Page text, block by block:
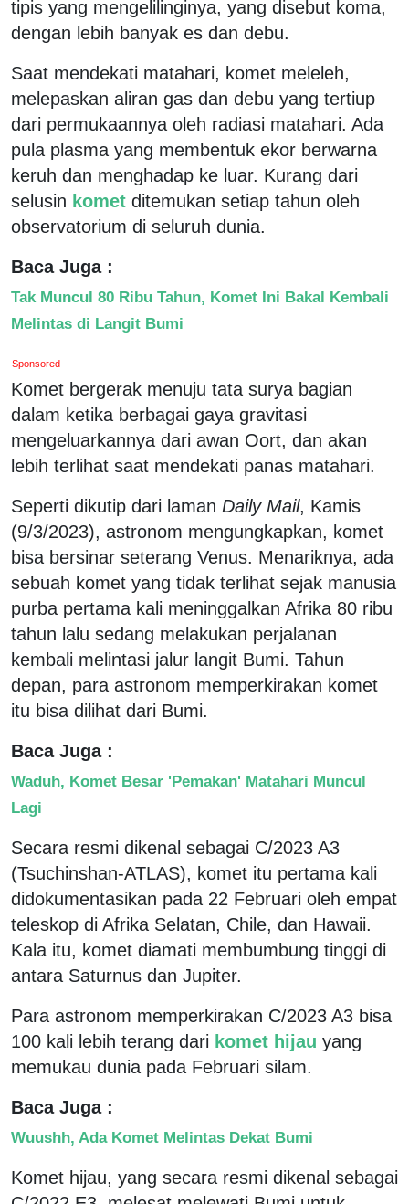
tipis yang mengelilinginya, yang disebut koma,
dengan lebih banyak es dan debu.
Saat mendekati matahari, komet meleleh,
melepaskan aliran gas dan debu yang tertiup
dari permukaannya oleh radiasi matahari. Ada
pula plasma yang membentuk ekor berwarna
keruh dan menghadap ke luar. Kurang dari
selusin komet ditemukan setiap tahun oleh
observatorium di seluruh dunia.
Baca Juga :
Tak Muncul 80 Ribu Tahun, Komet Ini Bakal Kembali
Melintas di Langit Bumi
Sponsored
Komet bergerak menuju tata surya bagian
dalam ketika berbagai gaya gravitasi
mengeluarkannya dari awan Oort, dan akan
lebih terlihat saat mendekati panas matahari.
Seperti dikutip dari laman Daily Mail, Kamis
(9/3/2023), astronom mengungkapkan, komet
bisa bersinar seterang Venus. Menariknya, ada
sebuah komet yang tidak terlihat sejak manusia
purba pertama kali meninggalkan Afrika 80 ribu
tahun lalu sedang melakukan perjalanan
kembali melintasi jalur langit Bumi. Tahun
depan, para astronom memperkirakan komet
itu bisa dilihat dari Bumi.
Baca Juga :
Waduh, Komet Besar 'Pemakan' Matahari Muncul
Lagi
Secara resmi dikenal sebagai C/2023 A3
(Tsuchinshan-ATLAS), komet itu pertama kali
didokumentasikan pada 22 Februari oleh empat
teleskop di Afrika Selatan, Chile, dan Hawaii.
Kala itu, komet diamati membumbung tinggi di
antara Saturnus dan Jupiter.
Para astronom memperkirakan C/2023 A3 bisa
100 kali lebih terang dari komet hijau yang
memukau dunia pada Februari silam.
Baca Juga :
Wuushh, Ada Komet Melintas Dekat Bumi
Komet hijau, yang secara resmi dikenal sebagai